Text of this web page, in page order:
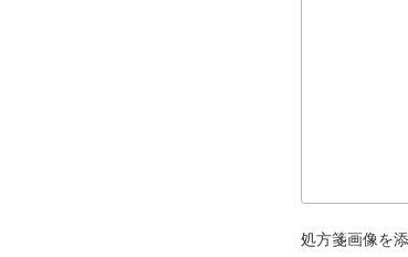
処方箋画像を添